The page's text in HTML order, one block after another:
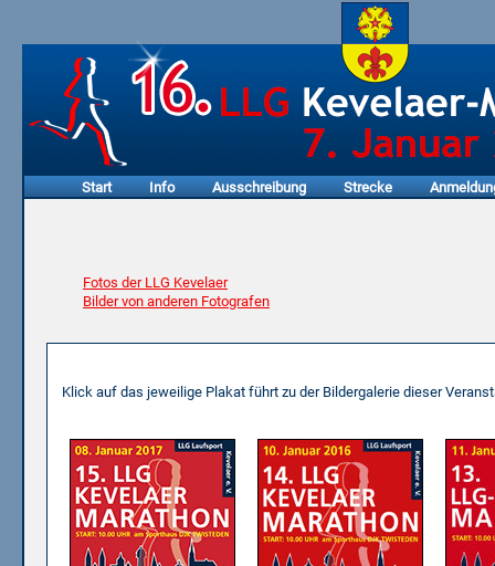
Start Info Ausschreibung Strecke
Fotos der LLG Kevelaer
Bilder von anderen Fotografen
Klick auf das jeweilige Plakat führt zu der Bildergalerie dieser